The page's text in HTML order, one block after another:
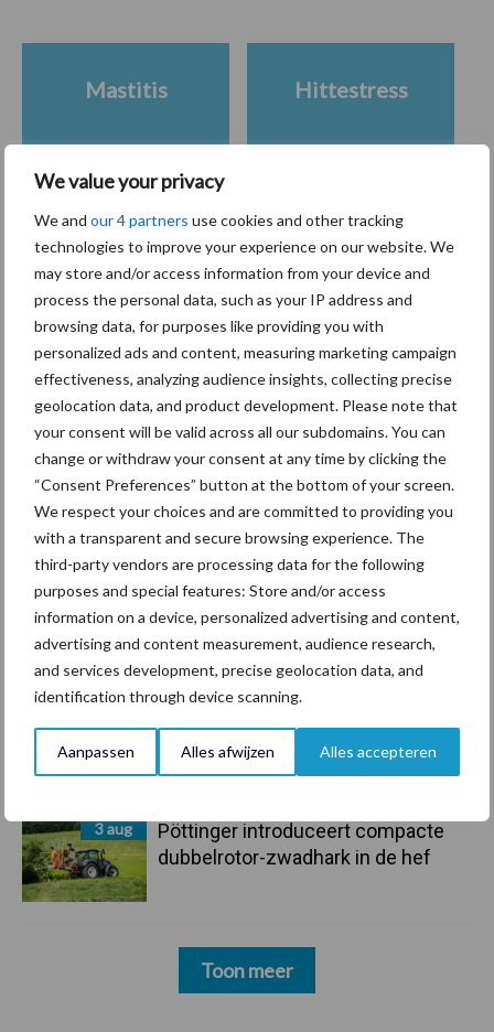
We value your privacy
We and our 4 partners use cookies and other tracking
technologies to improve your experience on our website. We
may store and/or access information from your device and
process the personal data, such as your IP address and
browsing data, for purposes like providing you with
personalized ads and content, measuring marketing campaign
effectiveness, analyzing audience insights, collecting precise
geolocation data, and product development. Please note that
your consent will be valid across all our subdomains. You can
change or withdraw your consent at any time by clicking the
“Consent Preferences” button at the bottom of your screen.
We respect your choices and are committed to providing you
with a transparent and secure browsing experience. The
third-party vendors are processing data for the following
purposes and special features: Store and/or access
information on a device, personalized advertising and content,
advertising and content measurement, audience research,
and services development, precise geolocation data, and
identification through device scanning.
Aanpassen Alles afwijzen Alles accepteren
Primaire
Sidebar
Recent nieuws Partner nieuws
ForFarmers ziet volume en
marktaandeel groeien in krimpende
Nederlandse markt
6 aug
Tien praktische tips voor een
langere levensduur
5 aug
“Vraag naar praktische
hygieneoplossingen is in Polen
groter dan ooit”
5 aug
Drie Franse bedrijven over de grens
van 14.000 kilogram melk
3 aug
Pöttinger introduceert compacte
dubbelrotor-zwadhark in de hef
Toon meer
Mastitis Hittestress
Toon meer